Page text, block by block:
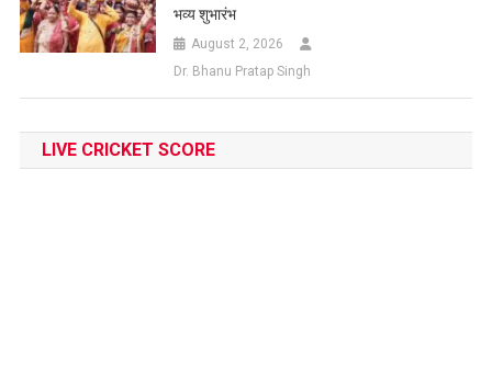
भव्य शुभारंभ
August 2, 2026
Dr. Bhanu Pratap Singh
LIVE CRICKET SCORE